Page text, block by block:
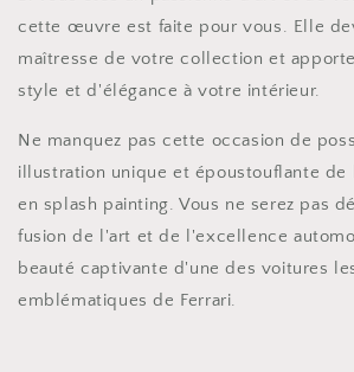
cette œuvre est faite pour vous. Elle
maîtresse de votre collection et
style et d'élégance à votre intérieur.
Ne manquez pas cette occasion de
illustration unique et époustouflante de
en splash painting. Vous ne serez pas
fusion de l'art et de l'excellence
beauté captivante d'une des voitures
emblématiques de Ferrari.